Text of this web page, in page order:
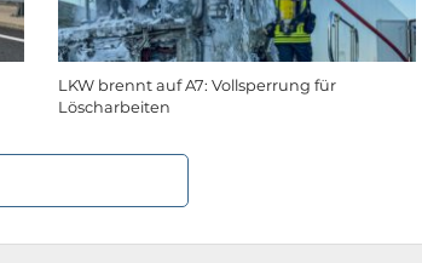
LKW brennt auf A7: Vollsperrung für
Löscharbeiten